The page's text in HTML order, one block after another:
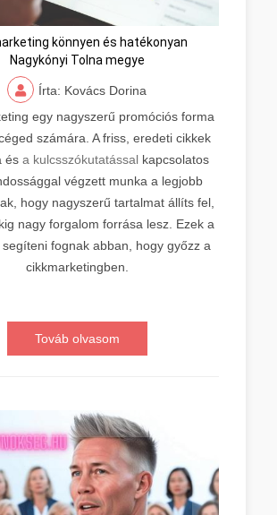
könnyen és hatékonyan
Nagykónyi Tolna megye
Írta: Kovács Dorina
egy nagyszerű promóciós forma
számára. A friss, eredeti cikkek
és a kulcsszókutatással kapcsolatos
végzett munka a legjobb
hogy nagyszerű tartalmat állíts fel,
nagy forgalom forrása lesz. Ezek a
segíteni fognak abban, hogy győzz a
cikkmarketingben.
Továb olvasom